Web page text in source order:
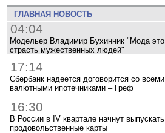
ГЛАВНАЯ НОВОСТЬ
04:04
Модельер Владимир Бухинник "Мода это
страсть мужественных людей"
17:14
Сбербанк надеется договорится со всеми
валютными ипотечниками – Греф
16:30
В России в IV квартале начнут выпускать
продовольственные карты